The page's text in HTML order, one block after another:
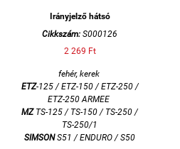
Irányjelző hátsó
Cikkszám: S000126
2 269 Ft
fehér, kerek
ETZ-125 / ETZ-150 / ETZ-250 /
ETZ-250 ARMEE
MZTS-125 / TS-150 / TS-250 /
TS-250/1
SIMSONS51 / ENDURO / S50